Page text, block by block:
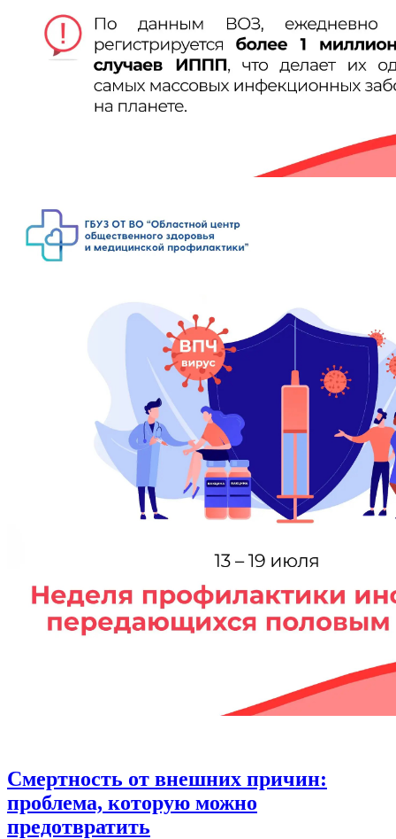
Смертность от внешних причин:
проблема, которую можно
предотвратить